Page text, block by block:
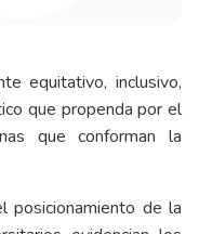
equitativo, inclusivo,
que propenda por el
que conforman la
posicionamiento de la